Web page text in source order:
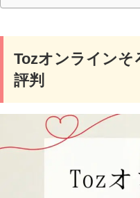
Tozオンラインそ
評判